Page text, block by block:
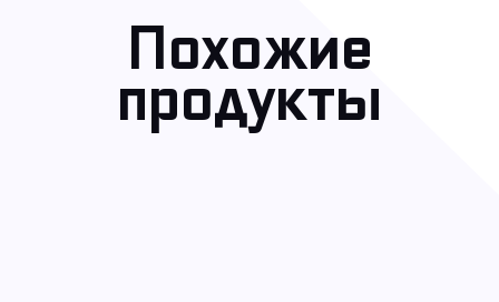
Похожие
продукты